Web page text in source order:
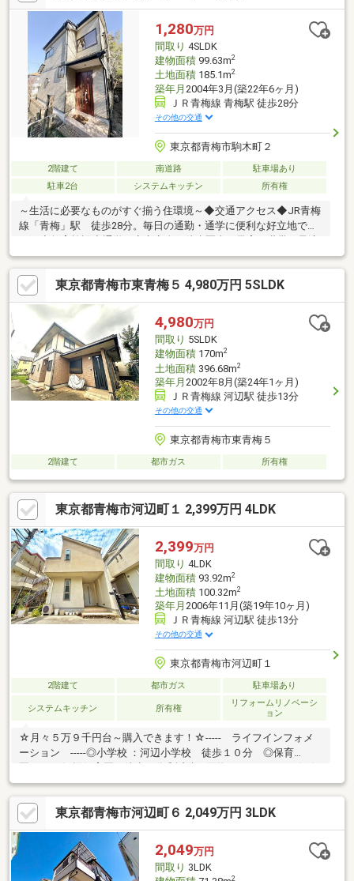
画まで、お気軽にご相談くださいませ♪
1,280万円
間取り 4SLDK
建物面積99.63m2
土地面積185.1m2
築年月 2004年3月(築22年6ヶ月)
ＪＲ青梅線 青梅駅 徒歩28分
その他の交通
東京都青梅市駒木町２
2階建て 南道路
駐車場あり
駐車2台
システムキッチン 所有権
～生活に必要なものがすぐ揃う住環境～◆交通アクセス◆JR青梅
線「青梅」駅 徒歩28分。毎日の通勤・通学に便利な好立地で
す。◆教育施設◆通学が安心安全な徒歩圏内で子育て世帯に最適
です。◆ドラックストア◆日用品の買い物や急な体調不良にも対
応できます。◆コンビニ◆急な買い物にも困りません～ご家族に
ぴったりの間取り～◆敷地50坪以上◆理想のお家と余裕のカース
ペースを実現可能です。◆駐車２台可◆仕事用や買い物用に車が
増えても大丈夫です。◆和室◆お子様とお昼寝も楽しめる特別な
空間♪どうぞお気軽にお問い合わせください！
東京都青梅市東青梅５ 4,980万円 5SLDK
4,980万円
間取り 5SLDK
建物面積170m2
土地面積396.68m2
築年月 2002年8月(築24年1ヶ月)
ＪＲ青梅線 河辺駅 徒歩13分
その他の交通
東京都青梅市東青梅５
2階建て 都市ガス 所有権
東京都青梅市河辺町１ 2,399万円 4LDK
2,399万円
間取り 4LDK
建物面積93.92m2
土地面積100.32m2
築年月 2006年11月(築19年10ヶ月)
ＪＲ青梅線 河辺駅 徒歩13分
その他の交通
東京都青梅市河辺町１
2階建て 都市ガス 駐車場あり
システムキッチン 所有権
リフォームリノベーシ
ョン
☆月々５万９千円台～購入できます！☆----- ライフインフォメ
ーション -----◎小学校 ：河辺小学校 徒歩１０分 ◎保育
辺 徒歩１２分 ---------- ライフイメージ ----------
☆LDK１７．５帖■JR青梅線「河辺」駅まで徒歩１３分♪■河辺駅
周辺を生活圏とする便利な立地。通勤・通学にも便利です♪■商業
施設や医療施設も充実の住環境♪■人気の都市ガス利用♪【コスモ
ホームでは専属の担当者がトータルサポート致します】物件のこ
と、小さな疑問等ございましたらお気軽にお問い合わせください♪
東京都青梅市河辺町６ 2,049万円 3LDK
2,049万円
間取り 3LDK
2